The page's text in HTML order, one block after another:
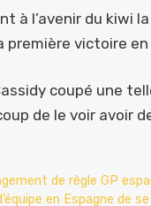
à l’avenir du kiwi
victoire
coupé une
de le voir avoir
de règle GP
en Espagne de